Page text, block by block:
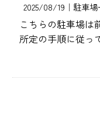
2025/08/19｜ 駐車
こちらの駐車場は
所定の手順に従